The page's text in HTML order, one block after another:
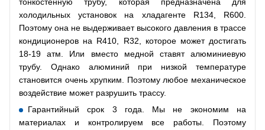
холодильных установок на хладагенте R134, R600.
Поэтому она не выдерживает высокого давления в трассе
кондиционеров на R410, R32, которое может достигать
18-19 атм. Или вместо медной ставят алюминиевую
трубу. Однако алюминий при низкой температуре
становится очень хрупким. Поэтому любое механическое
воздействие может разрушить трассу.
Гарантийный срок 3 года. Мы не экономим на
материалах и контролируем все работы. Поэтому